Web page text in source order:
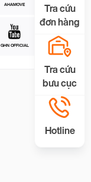
AHAMOVE
GHN OFFICIAL
Tra cứu
đơn hàng
Tra cứu
bưu cục
Hotline